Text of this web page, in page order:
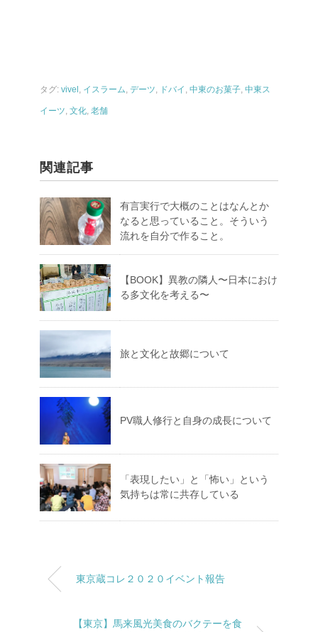
タグ: vivel , イスラーム, デーツ, ドバイ , 中東のお菓子, 中東ス
イーツ, 文化, 老舗
関連記事
有言実行で大概のことはなんとか
なると思っていること。そういう
流れを自分で作ること。
【BOOK】異教の隣人〜日本におけ
る多文化を考える〜
旅と文化と故郷について
PV職人修行と自身の成長について
「表現したい」と「怖い」という
気持ちは常に共存している
東京蔵コレ２０２０イベント報告
【東京】馬来風光美食のバクテーを食